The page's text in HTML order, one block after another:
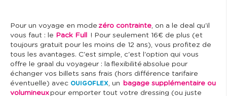
Pour un voyage en mode zéro contrainte, on a le deal qu'il
vous faut : le Pack Full ! Pour seulement 16€ de plus (et
toujours gratuit pour les moins de 12 ans), vous profitez de
tous les avantages. C'est simple, c'est l'option qui vous
offre le graal du voyageur : la flexibilité absolue pour
échanger vos billets sans frais (hors différence tarifaire
éventuelle) avec OUIGOFLEX, un bagage supplémentaire ou
volumineuxpour emporter tout votre dressing (ou juste